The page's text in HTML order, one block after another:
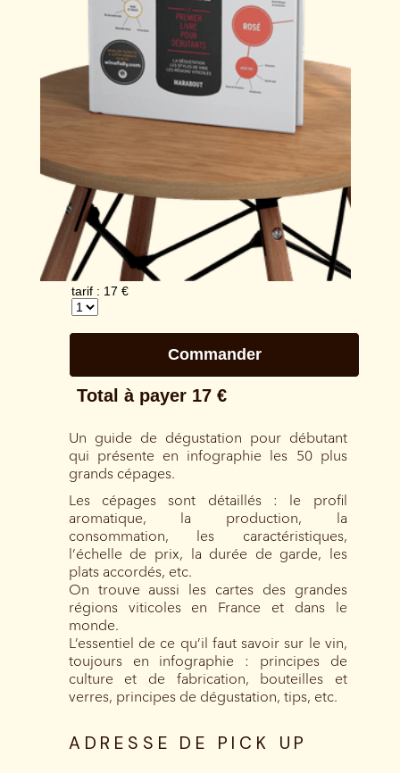
Un guide de dégustation pour débutant
qui présente en infographie les 50 plus
grands cépages.
Les cépages sont détaillés : le profil
aromatique, la production, la
consommation, les caractéristiques,
l’échelle de prix, la durée de garde, les
plats accordés, etc.
On trouve aussi les cartes des grandes
régions viticoles en France et dans le
monde.
L’essentiel de ce qu’il faut savoir sur le vin,
toujours en infographie : principes de
culture et de fabrication, bouteilles et
verres, principes de dégustation, tips, etc.
ADRESSE DE PICK UP